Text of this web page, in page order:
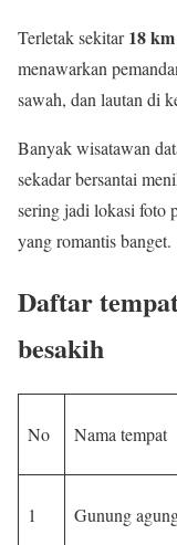
Terletak sekitar18
menawarkan
sawah, dan lautan di
Banyak wisatawan
sekadar bersantai
sering jadi lokasi foto
yang romantis banget.
Daftar
besakih
No Nama tempat
1 Gunung